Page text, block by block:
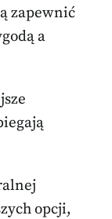
zapewnić
a
opcji,